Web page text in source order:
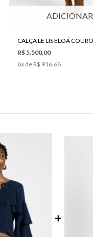
ADICIONAR
R$ 5.500,00
6x de R$ 916,66